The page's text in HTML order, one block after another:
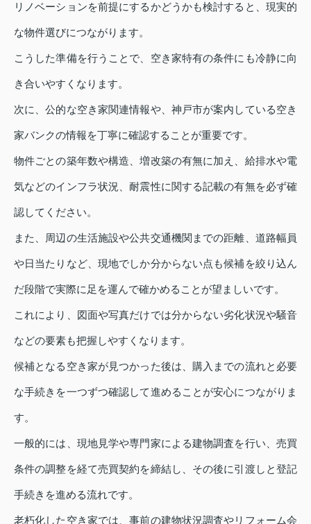
リノベーションを前提にするかどうかも検討すると、現実的
な物件選びにつながります。
こうした準備を行うことで、空き家特有の条件にも冷静に向
き合いやすくなります。
次に、公的な空き家関連情報や、神戸市が案内している空き
家バンクの情報を丁寧に確認することが重要です。
物件ごとの築年数や構造、増改築の有無に加え、給排水や電
気などのインフラ状況、耐震性に関する記載の有無を必ず確
認してください。
また、周辺の生活施設や公共交通機関までの距離、道路幅員
や日当たりなど、現地でしか分からない点も候補を絞り込ん
だ段階で実際に足を運んで確かめることが望ましいです。
これにより、図面や写真だけでは分からない劣化状況や騒音
などの要素も把握しやすくなります。
候補となる空き家が見つかった後は、購入までの流れと必要
な手続きを一つずつ確認して進めることが安心につながりま
す。
一般的には、現地見学や専門家による建物調査を行い、売買
条件の調整を経て売買契約を締結し、その後に引渡しと登記
手続きを進める流れです。
老朽化した空き家では、事前の建物状況調査やリフォーム会